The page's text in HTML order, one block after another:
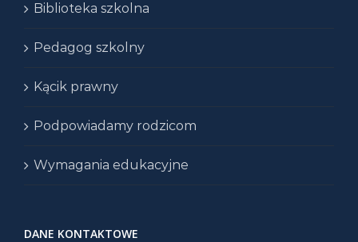
Biblioteka szkolna
Pedagog szkolny
Kącik prawny
Podpowiadamy rodzicom
Wymagania edukacyjne
DANE KONTAKTOWE